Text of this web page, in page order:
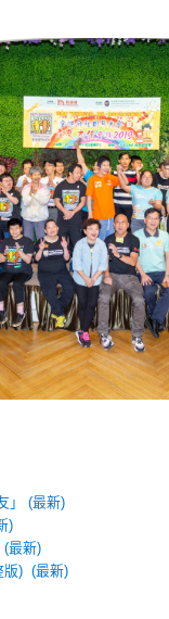
」 (最新)
)
最新)
版) (最新)